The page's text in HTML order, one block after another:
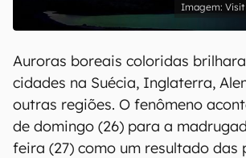
Auroras boreais coloridas
cidades na Suécia, Inglaterra,
outras regiões. O fenômeno
de domingo (26) para a
feira (27) como um resultado das